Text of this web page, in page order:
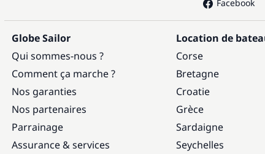
Facebook
Globe Sailor
Qui sommes-nous ?
Comment ça marche ?
Nos garanties
Nos partenaires
Parrainage
Assurance & services
Location de
Corse
Bretagne
Croatie
Grèce
Sardaigne
Seychelles